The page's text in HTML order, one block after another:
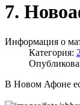
7.
Информация о
Категория:
В Новом Афоне